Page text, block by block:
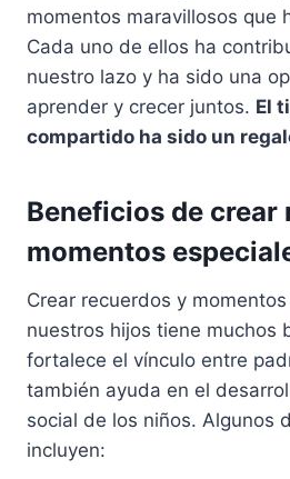
momentos maravillosos que
Cada uno de ellos ha
nuestro lazo y ha sido una
aprender y crecer juntos. El
compartido ha sido un
Beneficios de crear
momentos
Crear recuerdos y
nuestros hijos tiene muchos
fortalece el vínculo entre
también ayuda en el
social de los niños. Algunos
incluyen: